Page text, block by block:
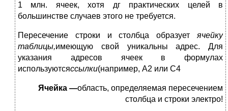
1 млн. ячеек, хотя дг практических целей в
большинстве случаев этого не требуется.
Пересечение строки и столбца образуетячейку
таблицы,имеющую свой уникальны адрес. Для
указания адресов ячеек в формулах
используютсяссылки(например, А2 или С4
Ячейка —область, определяемая пересечением
столбца и строки электро!